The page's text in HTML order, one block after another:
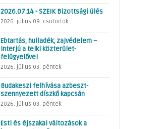
2026.07.14 - SZEIK Bizottsági ülés
2026. július 09. csütörtök
Ebtartás, hulladék, zajvédelem –
interjú a telki közterület-
felügyelővel
2026. július 03. péntek
Budakeszi felhívása azbeszt-
szennyezett díszkő kapcsán
2026. július 03. péntek
Esti és éjszakai változások a